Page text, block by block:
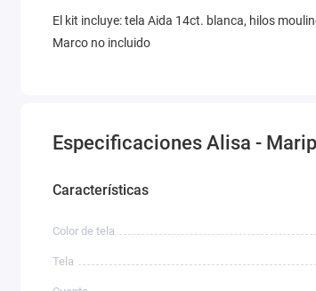
El kit incluye: tela Aida 14ct. blanca, hilos
Marco no incluido
Especificaciones Alisa -
Características
Color de tela
Tela